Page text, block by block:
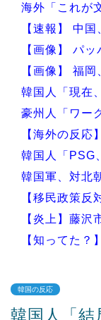
Powered by
海外「これが
【速報】 中国
【画像】 パ
【画像】 福
韓国人「現在
豪州人「ワー
【海外の反応
韓国人「PSG
韓国軍、対北
【移民政策反
【炎上】藤沢
【知ってた？
Powered by
韓国の反応
韓国人「